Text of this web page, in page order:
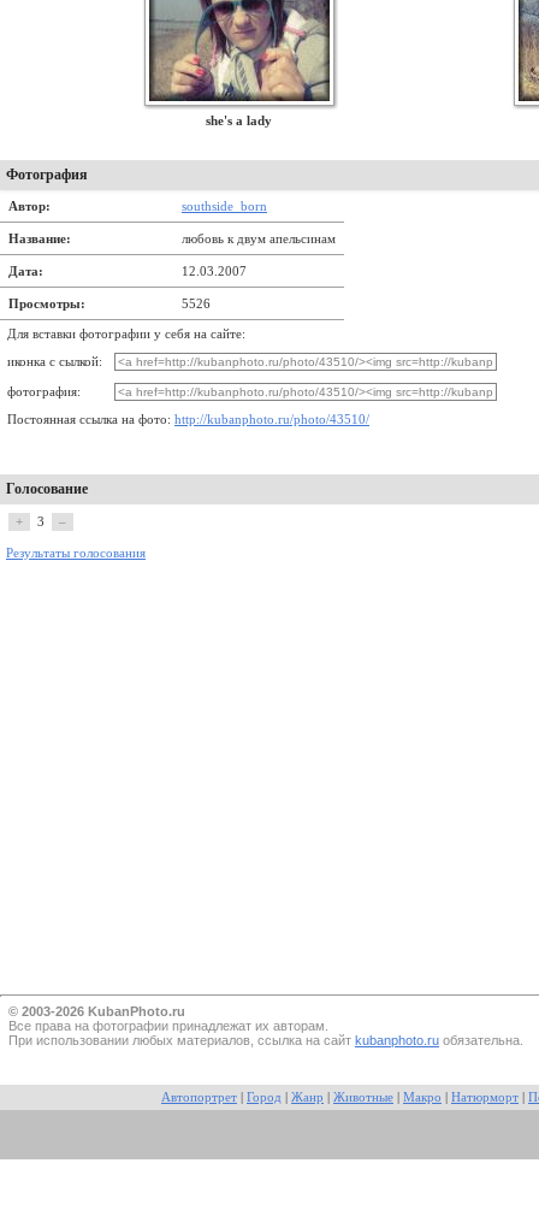
she's a lady
Фотография
Автор: southside_born
Название: любовь к двум апельсинам
Дата: 12.03.2007
Просмотры: 5526
Для вставки фотографии у себя на сайте:
иконка с сылкой:
фотография:
Постоянная ссылка на фото: http://kubanphoto.ru/photo/43510/
Голосование
+ 3 –
Результаты голосования
© 2003-2026 KubanPhoto.ru
Все прaва на фотографии принадлежат их авторам.
При использовании любых материалов, ссылка на сайт kubanphoto.ru обязательна.
Автопортрет Город Жанр Животные Макро Натюрморт